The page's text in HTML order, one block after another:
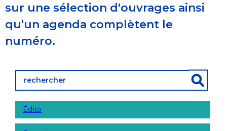
sur une sélection d'ouvrages ainsi
qu'un agenda complètent le
numéro.
Édito